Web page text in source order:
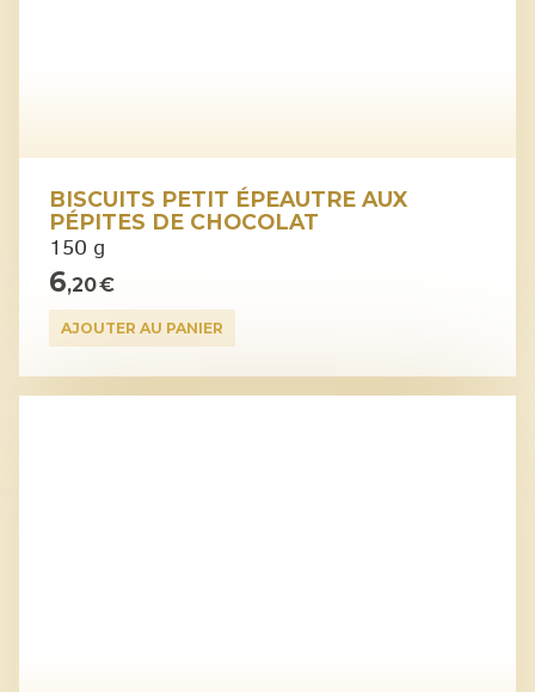
BISCUITS PETIT ÉPEAUTRE AUX
PÉPITES DE CHOCOLAT
150 g
6,20 €
AJOUTER AU PANIER